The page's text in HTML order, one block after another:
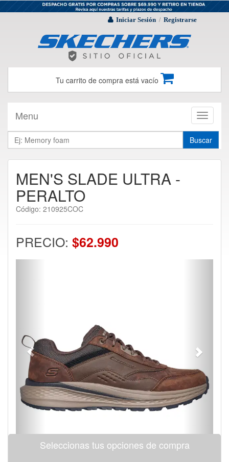
Iniciar Sesión / Registrarse
Tu carrito de compra está vacío
Toggle
Menu
Buscar
MEN'S SLADE ULTRA -
PERALTO
Código: 210925COC
PRECIO: $62.990
Seleccionas tus opciones de compra